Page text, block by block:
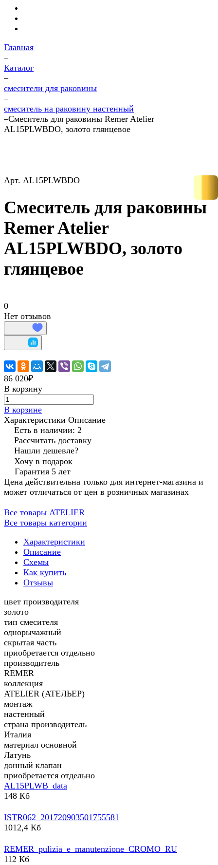
Главная
–
Каталог
–
смесители для раковины
–
смеситель на раковину настенный
–Смеситель для раковины Remer Atelier
AL15PLWBDO, золото глянцевое
Арт. AL15PLWBDO
Смеситель для раковины
Remer Atelier
AL15PLWBDO, золото
глянцевое
0
Нет отзывов
86 020₽
В корзину
В корзине
Характеристики Описание
Есть в наличии: 2
Рассчитать доставку
Нашли дешевле?
Хочу в подарок
Гарантия 5 лет
Цена действительна только для интернет-магазина и
может отличаться от цен в розничных магазинах
Все товары ATELIER
Все товары категории
Характеристики
Описание
Схемы
Как купить
Отзывы
цвет производителя
золото
тип смесителя
однорычажный
скрытая часть
приобретается отдельно
производитель
REMER
коллекция
ATELIER (АТЕЛЬЕР)
монтаж
настенный
страна производитель
Италия
материал основной
Латунь
донный клапан
приобретается отдельно
AL15PLWB_data
148 Кб
ISTR062_201720903501755581
1012,4 Кб
REMER_pulizia_e_manutenzione_CROMO_RU
112 Кб